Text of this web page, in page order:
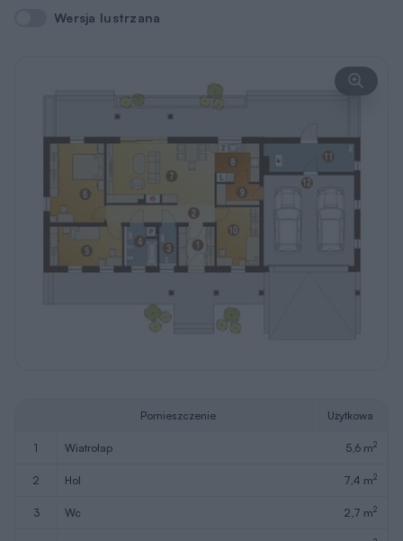
Wersja lustrzana
Wersja lustrzana
Pomieszczenie Użytkowa
1 wiatrołap 5,6 m2
2 hol 7,4 m2
3 wc 2,7 m2